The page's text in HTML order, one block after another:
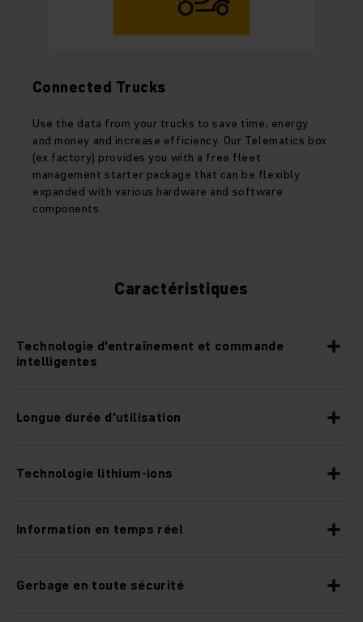
Connected Trucks
Use the data from your trucks to save time, energy
and money and increase efficiency. Our Telematics box
(ex factory) provides you with a free fleet
management starter package that can be flexibly
expanded with various hardware and software
components.
Caractéristiques
Technologie d'entraînement et commande
intelligentes
Longue durée d'utilisation
Technologie lithium-ions
Information en temps réel
Gerbage en toute sécurité